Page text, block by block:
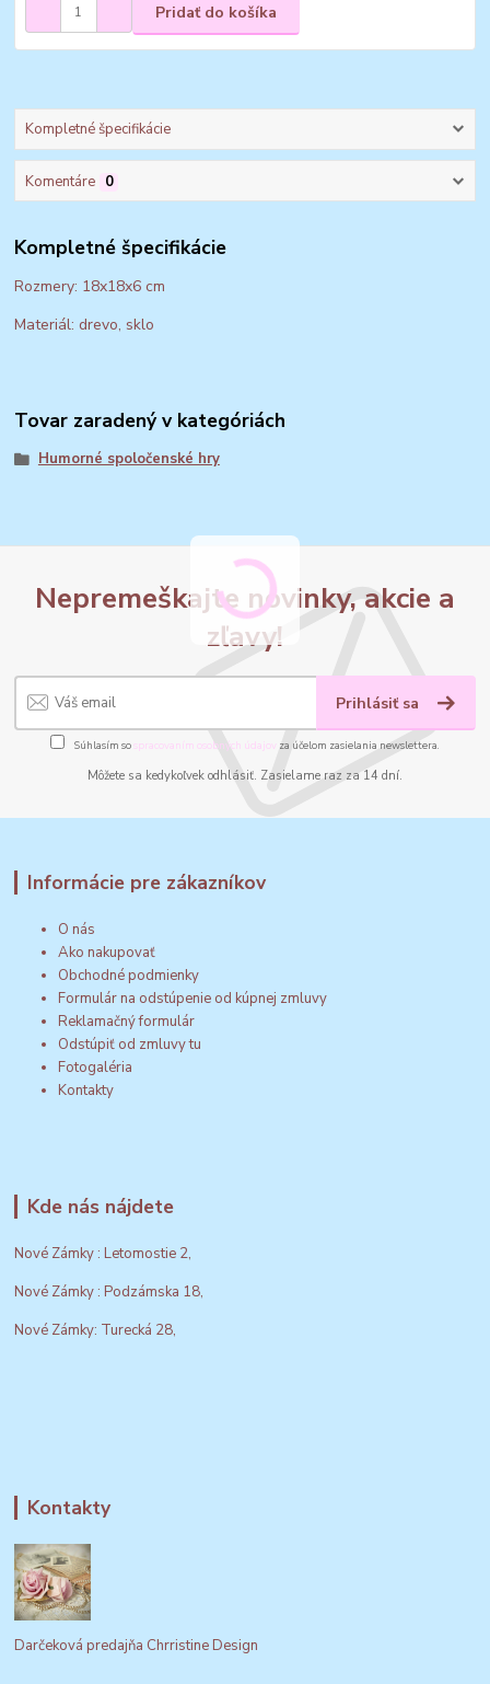
Pridať do košíka
Kompletné špecifikácie
Komentáre 0
Kompletné špecifikácie
Rozmery: 18x18x6 cm
Materiál: drevo, sklo
Tovar zaradený v kategóriách
Humorné spoločenské hry
Nepremeškajte novinky, akcie a
zľavy!
Prihlásiť sa
Súhlasím sospracovaním osobných údajov za účelom zasielania newslettera.
Môžete sa kedykoľvek odhlásiť. Zasielame raz za 14 dní.
Informácie pre zákazníkov
O nás
Ako nakupovať
Obchodné podmienky
Formulár na odstúpenie od kúpnej zmluvy
Reklamačný formulár
Odstúpiť od zmluvy tu
Fotogaléria
Kontakty
Kde nás nájdete
Nové Zámky : Letomostie 2,
Nové Zámky : Podzámska 18,
Nové Zámky: Turecká 28,
Kontakty
Darčeková predajňa Chrristine Design